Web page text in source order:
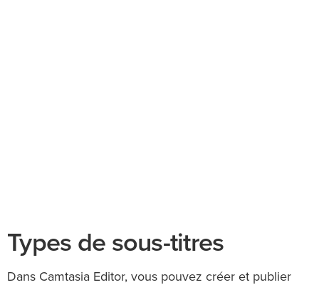
Types de sous-titres
Dans Camtasia Editor, vous pouvez créer et publier